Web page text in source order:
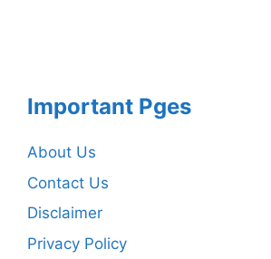
Important Pges
About Us
Contact Us
Disclaimer
Privacy Policy